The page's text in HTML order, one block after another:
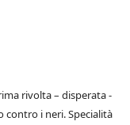
rivolta – disperata -
contro i neri. Specialità